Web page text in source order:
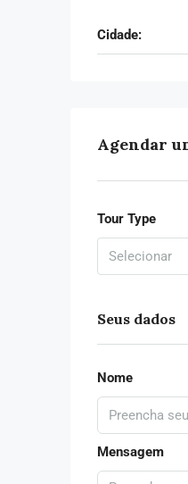
Cidade:
Agendar
Tour Type
Selecionar
Seus dados
Nome
Mensagem